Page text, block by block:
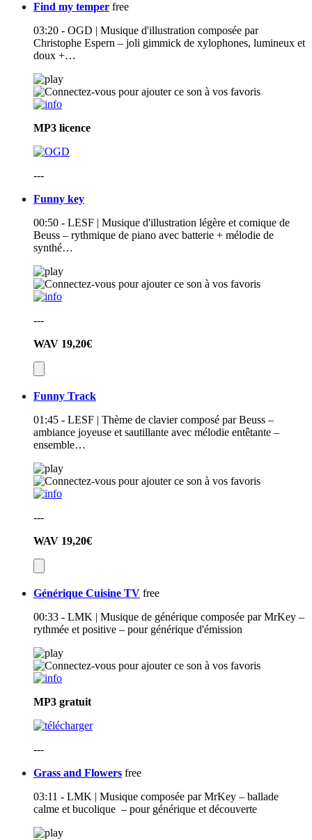
Find my temper free
03:20 - OGD | Musique d'illustration composée par
Christophe Espern – joli gimmick de xylophones, lumineux et
doux +…
MP3 licence
---
Funny key
00:50 - LESF | Musique d'illustration légère et comique de
Beuss – rythmique de piano avec batterie + mélodie de
synthé…
---
WAV 19,20€
Funny Track
01:45 - LESF | Thème de clavier composé par Beuss –
ambiance joyeuse et sautillante avec mélodie entêtante –
ensemble…
---
WAV 19,20€
Générique Cuisine TV free
00:33 - LMK | Musique de générique composée par MrKey –
rythmée et positive – pour générique d'émission
MP3 gratuit
---
Grass and Flowers free
03:11 - LMK | Musique composée par MrKey – ballade
calme et bucolique – pour générique et découverte